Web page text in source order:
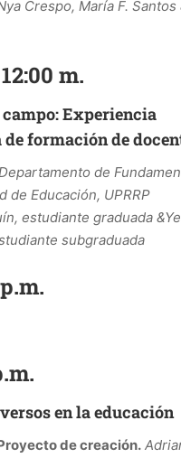
Crespo, María F. Santos
m.
campo: Experiencia
formación de
de
de Educación, UPRRP
estudiante graduada
subgraduada
en la educación
de creación.